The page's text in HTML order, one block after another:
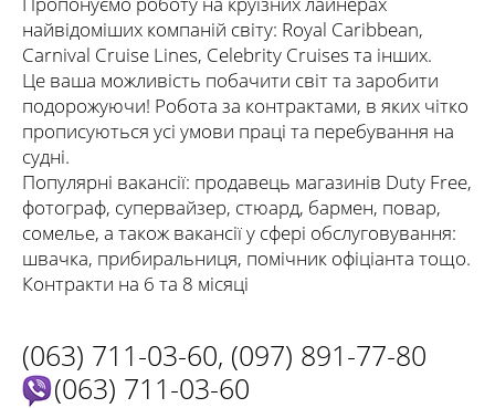
найвідоміших компаній світу: Royal Caribbean,
Carnival Cruise Lines, Celebrity Cruises та інших.
Це ваша можливість побачити світ та заробити
подорожуючи! Робота за контрактами, в яких чітко
прописуються усі умови праці та перебування на
судні.
Популярні вакансії: продавець магазинів Duty Free,
фотограф, супервайзер, стюард, бармен, повар,
сомелье, а також вакансії у сфері обслуговування:
швачка, прибиральниця, помічник офіціанта тощо.
Контракти на 6 та 8 місяці
(063) 711-03-60, (097) 891-77-80
(063) 711-03-60